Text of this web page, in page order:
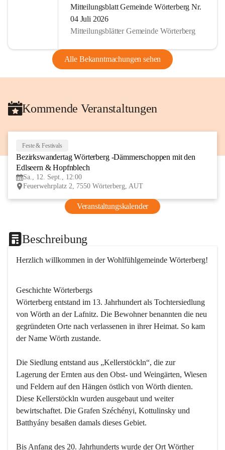
Mitteilungsblatt Gemeinde Wörterberg Nr.
04 Juli 2026
Mitteilungsblätter Gemeinde Wörterberg
Alle Bekanntmachungen sehen
Kommende Veranstaltungen
Feste & Festivals
Bezirkswandertag Wörterberg -Dämmerschoppen mit den
Edlseern & Hopfnblech
Sa., 12. Sept., 12:00
Feuerwehrplatz 2, 7550 Wörterberg, AUT
Veranstaltungskalender
Beschreibung
Herzlich willkommen in der Wohlfühlgemeinde Wörterberg!
Geschichte Wörterbergs
Wörterberg entstand im 13. Jahrhundert als Tochtersiedlung
von Wörth an der Lafnitz. Die Bewohner benannten die neu
gegründeten Orte nach verlassenen in ihrer Heimat. So kam
der Name Wörth zustande.
Die Siedlung entstand aus „Kellerstöckln“, die zur
Lagerung der Ernten aus den Obst- und Weingärten, Wiesen
und Feldern auf den Hängen östlich von Wörth dienten.
Diese Kellerstöckln wurden ausgebaut und weiter
bewirtschaftet. Die Grafen Széchényi, Kottulinsky und
Batthyány besaßen damals dieses Gebiet.
Bis Anfang des 20. Jahrhunderts wurde der Ort Wörther